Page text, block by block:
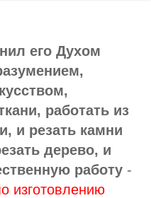
его Духом
работать из
и резать камни
дерево, и
работу -
изготовлению